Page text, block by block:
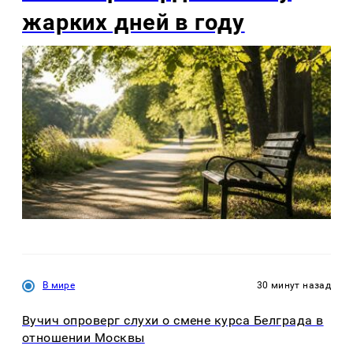
жарких дней в году
В мире 30 минут назад
Вучич опроверг слухи о смене курса Белграда в
отношении Москвы